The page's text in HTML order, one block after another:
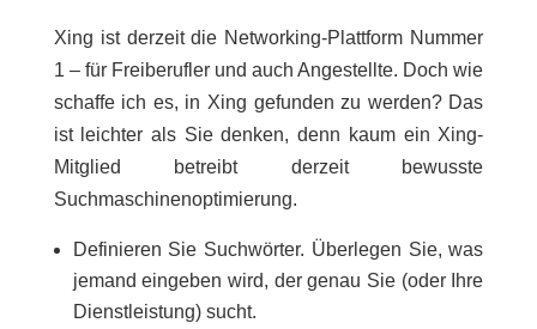
Xing ist derzeit die Networking-Plattform Nummer
1 – für Freiberufler und auch Angestellte. Doch wie
schaffe ich es, in Xing gefunden zu werden? Das
ist leichter als Sie denken, denn kaum ein Xing-
Mitglied betreibt derzeit bewusste
Suchmaschinenoptimierung.
Definieren Sie Suchwörter. Überlegen Sie, was
jemand eingeben wird, der genau Sie (oder Ihre
Dienstleistung) sucht.